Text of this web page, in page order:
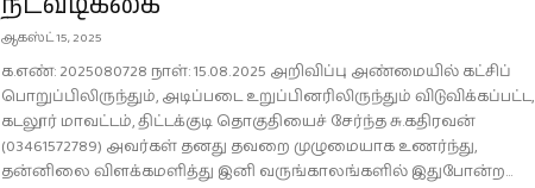
ஆகஸ்ட் 15, 2025
க.எண்: 2025080728 நாள்: 15.08.2025 அறிவிப்பு அண்மையில் கட்சிப்
பொறுப்பிலிருந்தும், அடிப்படை உறுப்பினரிலிருந்தும் விடுவிக்கப்பட்ட,
கடலூர் மாவட்டம், திட்டக்குடி தொகுதியைச் சேர்ந்த சு.கதிரவன்
(03461572789) அவர்கள் தனது தவறை முழுமையாக உணர்ந்து,
தன்னிலை விளக்கமளித்து இனி வருங்காலங்களில் இதுபோன்ற...